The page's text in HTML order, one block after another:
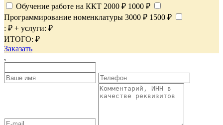
Обучение работе на ККТ 2000 ₽ 1000 ₽
Программирование номенклатуры 3000 ₽ 1500 ₽
: ₽ + услуги: ₽
ИТОГО: ₽
Заказать
,